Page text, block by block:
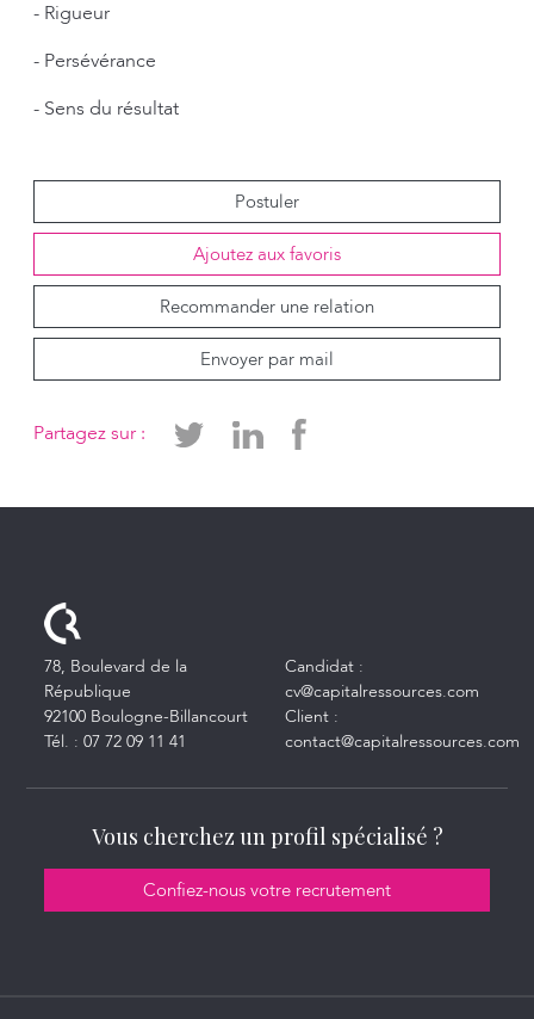
- Rigueur
- Persévérance
- Sens du résultat
Postuler
Ajoutez aux favoris
Recommander une relation
Envoyer par mail
Partagez sur :
78, Boulevard de la
République
92100 Boulogne-Billancourt
Tél. :07 72 09 11 41
Candidat :
cv@capitalressources.com
Client :
contact@capitalressources.com
Vous cherchez un profil spécialisé ?
Confiez-nous votre recrutement